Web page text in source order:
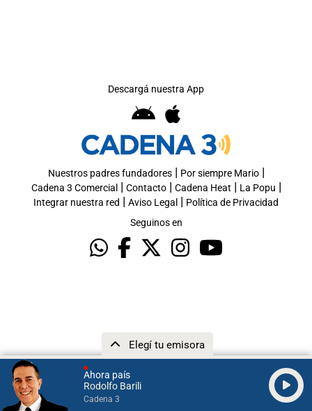
Ahora país
Rodolfo Barili
Cadena 3
Elegí tu emisora
Descargá nuestra App
Nuestros padres fundadores| Por siempre Mario|
Cadena 3 Comercial | Contacto| Cadena Heat | La Popu |
Integrar nuestra red | Aviso Legal | Política de Privacidad
Seguinos en